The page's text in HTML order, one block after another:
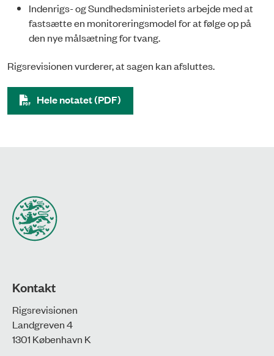
Indenrigs- og Sundhedsministeriets arbejde med at
fastsætte en monitoreringsmodel for at følge op på
den nye målsætning for tvang.
Rigsrevisionen vurderer, at sagen kan afsluttes.
Hele notatet (PDF)
Kontakt
Rigsrevisionen
Landgreven 4
1301 København K